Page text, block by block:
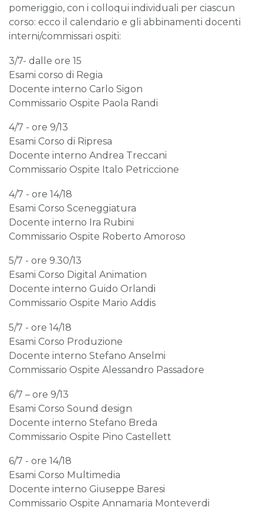
pomeriggio, con i colloqui individuali per ciascun
corso: ecco il calendario e gli abbinamenti docenti
interni/commissari ospiti:
3/7- dalle ore 15
Esami corso di Regia
Docente interno Carlo Sigon
Commissario Ospite Paola Randi
4/7 - ore 9/13
Esami Corso di Ripresa
Docente interno Andrea Treccani
Commissario Ospite Italo Petriccione
4/7 - ore 14/18
Esami Corso Sceneggiatura
Docente interno Ira Rubini
Commissario Ospite Roberto Amoroso
5/7 - ore 9.30/13
Esami Corso Digital Animation
Docente interno Guido Orlandi
Commissario Ospite Mario Addis
5/7 - ore 14/18
Esami Corso Produzione
Docente interno Stefano Anselmi
Commissario Ospite Alessandro Passadore
6/7 – ore 9/13
Esami Corso Sound design
Docente interno Stefano Breda
Commissario Ospite Pino Castellett
6/7 - ore 14/18
Esami Corso Multimedia
Docente interno Giuseppe Baresi
Commissario Ospite Annamaria Monteverdi